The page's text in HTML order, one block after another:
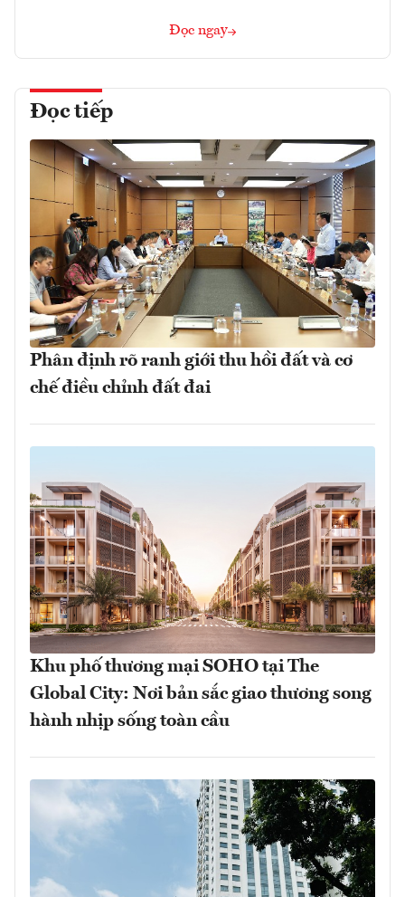
Đọc ngay
Đọc tiếp
Phân định rõ ranh giới thu hồi đất và cơ
chế điều chỉnh đất đai
Khu phố thương mại SOHO tại The
Global City: Nơi bản sắc giao thương song
hành nhịp sống toàn cầu